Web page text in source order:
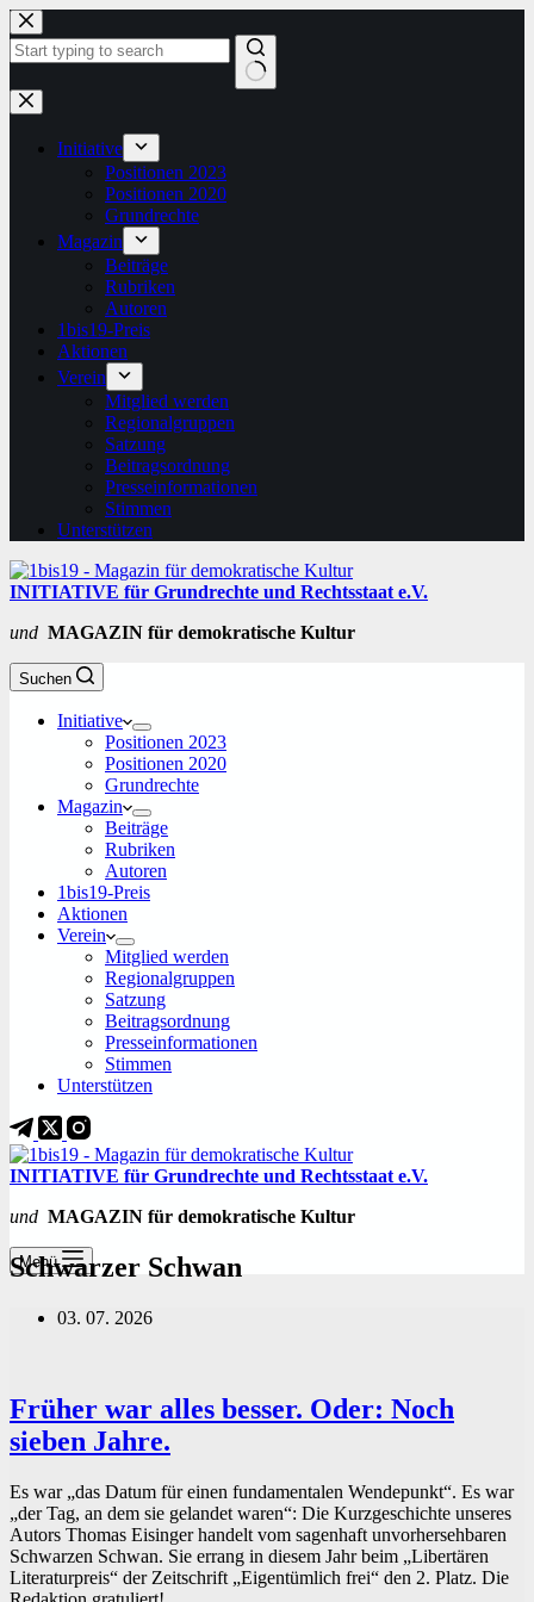
Zum
Inhalt
springen
Keine
Ergebnisse
Initiative
Positionen 2023
Positionen 2020
Grundrechte
Magazin
Beiträge
Rubriken
Autoren
1bis19-Preis
Aktionen
Verein
Mitglied werden
Regionalgruppen
Satzung
Beitragsordnung
Presseinformationen
Stimmen
Unterstützen
INITIATIVE für Grundrechte und Rechtsstaat e.V.
und MAGAZIN für demokratische Kultur
Suchen
Initiative
Positionen 2023
Positionen 2020
Grundrechte
Magazin
Beiträge
Rubriken
Autoren
1bis19-Preis
Aktionen
Verein
Mitglied werden
Regionalgruppen
Satzung
Beitragsordnung
Presseinformationen
Stimmen
Unterstützen
INITIATIVE für Grundrechte und Rechtsstaat e.V.
und MAGAZIN für demokratische Kultur
Menü
Schwarzer Schwan
03. 07. 2026
Früher war alles besser. Oder: Noch
sieben Jahre.
Es war „das Datum für einen fundamentalen Wendepunkt“. Es war
„der Tag, an dem sie gelandet waren“: Die Kurzgeschichte unseres
Autors Thomas Eisinger handelt vom sagenhaft unvorhersehbaren
Schwarzen Schwan. Sie errang in diesem Jahr beim „Libertären
Literaturpreis“ der Zeitschrift „Eigentümlich frei“ den 2. Platz. Die